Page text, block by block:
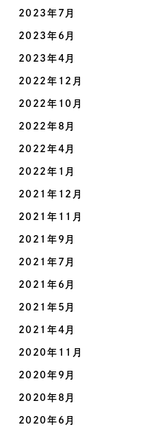
2023年7月
2023年6月
2023年4月
2022年12月
2022年10月
2022年8月
2022年4月
2022年1月
2021年12月
2021年11月
2021年9月
2021年7月
2021年6月
2021年5月
2021年4月
2020年11月
2020年9月
2020年8月
2020年6月